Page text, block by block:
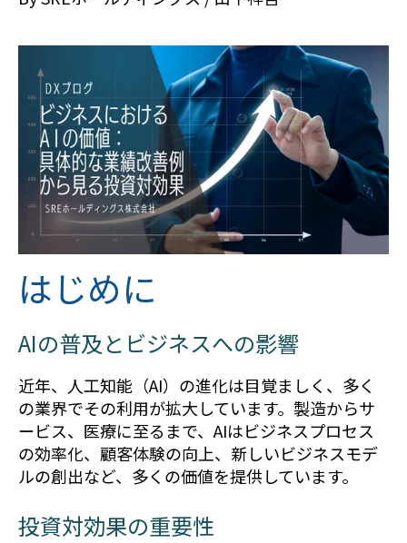
はじめに
AIの普及とビジネスへの影響
近年、人工知能（AI）の進化は目覚ましく、多く
の業界でその利用が拡大しています。製造からサ
ービス、医療に至るまで、AIはビジネスプロセス
の効率化、顧客体験の向上、新しいビジネスモデ
ルの創出など、多くの価値を提供しています。
投資対効果の重要性